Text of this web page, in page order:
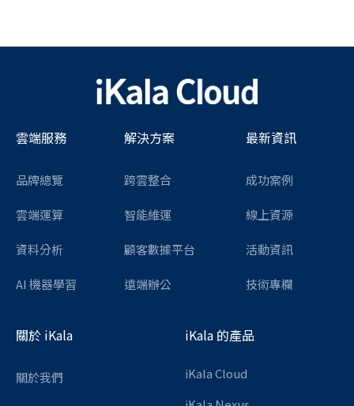
雲端服務
品牌總覽
雲端運算
資料分析
AI 機器學習
解決方案
跨雲整合
智能維運
顧客數據平台
遠端辦公
最新資訊
成功案例
線上資源
活動資訊
技術專欄
關於 iKala
關於我們
iKala 的產品
iKala Cloud